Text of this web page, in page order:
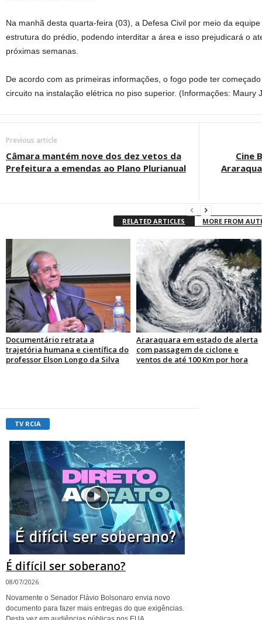
Na manhã desta quarta-feira (03), a Defesa Civil por meio da
estrutura do prédio, podendo interditar a área e isso prejudicará o
próximas semanas.
De acordo com as primeiras informações, o fogo pode ter
circuito na instalação elétrica no piso superior. (Informações: Maury
Previous article
Câmara mantém nove dos dez vetos da
Prefeitura a emendas ao Plano Plurianual
Cine
RELATED ARTICLES MORE FROM
Documentário retrata a
trajetória humana e científica do
professor Elson Longo da Silva
Araraquara em estado de alerta
com passagem de ciclone e
ventos de até 100 Km por hora
TV RCIA
É difícil ser soberano?
08/07/2026
Novamente o Senador Flávio Bolsonaro envia novo
documento para fazer mais entregas do que exigências.